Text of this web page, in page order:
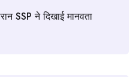
SSP ने दिखाई मानवता